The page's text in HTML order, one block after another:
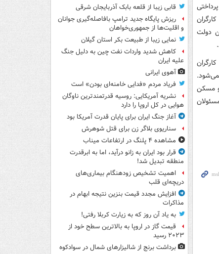
دولت
مسکن
قابی زیبا از قلعه بابک آذربایجان شرقی
ریزش پایگاه جدید ترامپ بافاصله‌گیری جوانان
و اقلیت‌ها از جمهوری‌خواهان
نمایی زیبا از طبیعت بکر استان گیلان
کاهش شدید واردات نفت چین به دلیل جنگ
علیه ایران
آهوی ایرانی
فریاد مردم «فدایی خامنه‌ای بودن» است
نشریه آمریکایی: روسیه قدرتمندترین ناوگان
هوایی در کل اروپا را دارد
آغاز جنگ ایران برای پایان قدرت آمریکا بود
سناریوی بلاگر زن برای قتل شوهرش
مشاهده ۴ پلنگ در ارتفاعات میناب
قرار بود ایران به زانو درآید، اما به ابرقدرت
منطقه تبدیل شد!
اهمیت تشخیص زودهنگام بیماری‌های
دریچه‌ای قلب
افزایش مجدد قیمت بنزین نتیجه ابهام در
مذاکرات
به یاد آن روز که به زیارت کربلا رفتی!
قیمت گاز در اروپا به بالاترین سطح خود از
۲۰۲۳ رسید
برداشت برنج از شالیزارهای شمال در سوادکوه